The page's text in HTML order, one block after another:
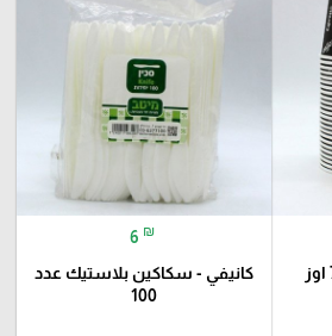
سك -كاسات كرتون - 7 اوز
6 ₪
كانيفي - سكاكين بلاستيك عدد
100